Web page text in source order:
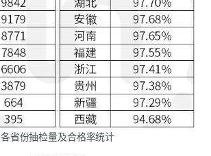
各省份抽检量及合格率统计